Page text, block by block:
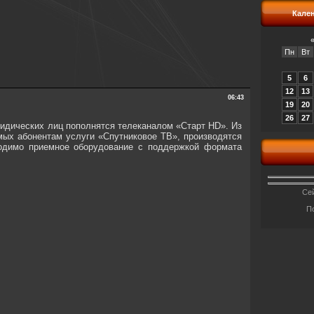
06:43
лиц пополнятся телеканалом «Старт HD». Из
абонентам услуги «Спутниковое ТВ», производятся
приемное оборудование с поддержкой формата
«
Пн
Вт
5
6
12
13
19
20
26
27